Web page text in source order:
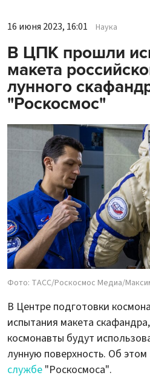
16 июня 2023, 16:01 Наука
В ЦПК прошли
макета
лунного
"Роскосмос"
Фото: ТАСС/Роскосмос Медиа/
В Центре подготовки
испытания макета
космонавты будут
лунную поверхность. Об
службе "Роскосмоса".